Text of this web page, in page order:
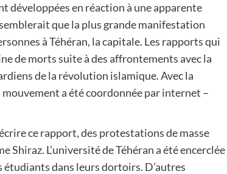
développées en réaction à une apparente
que la plus grande manifestation
à Téhéran, la capitale. Les rapports qui
de morts suite à des affrontements avec la
de la révolution islamique. Avec la
a été coordonnée par internet –
ce rapport, des protestations de masse
Shiraz. L’université de Téhéran a été encerclée
dans leurs dortoirs. D’autres